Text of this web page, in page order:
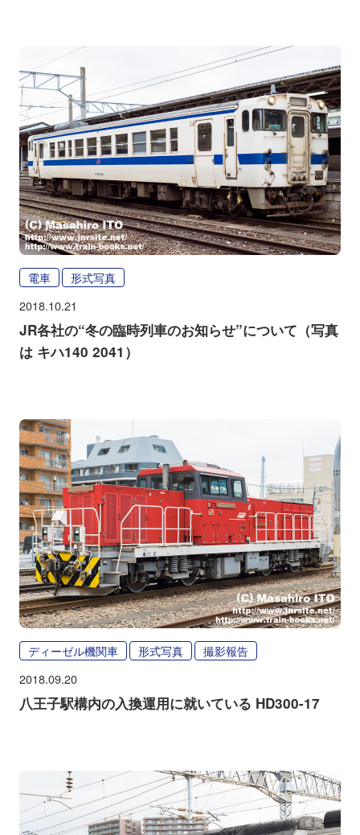
電車 形式写真
2018.10.21
JR各社の“冬の臨時列車のお知らせ”について（写真
は キハ140 2041）
ディーゼル機関車 形式写真 撮影報告
2018.09.20
八王子駅構内の入換運用に就いている HD300-17